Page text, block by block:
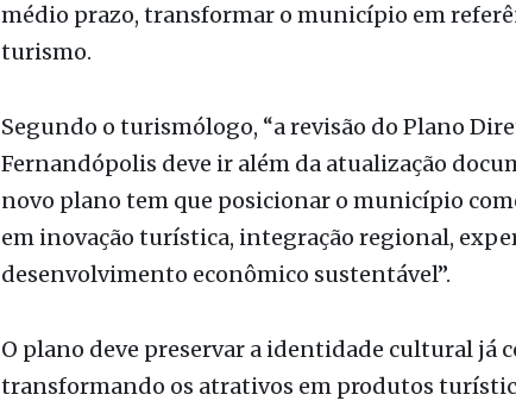
Sebrae, um roteiro comentado para revisão do
Turismo de Fernandópolis. Essas diretrizes
turismo.
Segundo o turismólogo, “a revisão do Plano
Fernandópolis deve ir além da atualização
novo plano tem que posicionar o município
desenvolvimento econômico sustentável”.